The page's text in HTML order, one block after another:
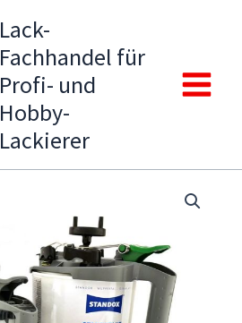
Lack-
Fachhandel für
Profi- und
Hobby-
Lackierer
Main